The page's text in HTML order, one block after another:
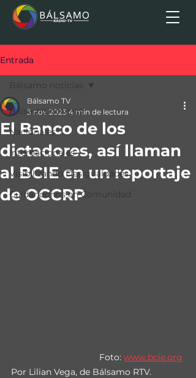
Entrada
Bálsamo noticias
Nacionales
Internacionales
Visibilizando Desigualdades
Cuidándonos en Comunidad
Bálsamo noticias
El Banco de los
dictadores, así llaman
al BCIE en un reportaje
de OCCRP
Bálsamo TV
3 nov 2023 4 min de lectura
Foto: www.bcie.org
Por Lilian Vega, de Bálsamo RTV.